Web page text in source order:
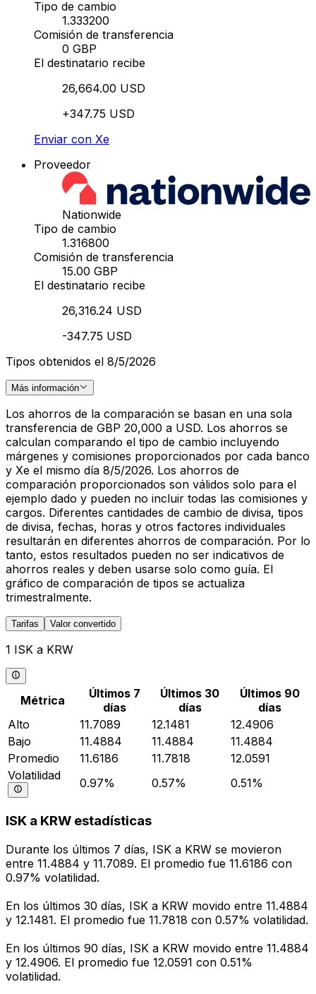
Tipo de cambio
1.333200
Comisión de transferencia
0 GBP
El destinatario recibe
26,664.00 USD
+347.75 USD
Enviar con Xe
Proveedor
Nationwide
Tipo de cambio
1.316800
Comisión de transferencia
15.00 GBP
El destinatario recibe
26,316.24 USD
-347.75 USD
Tipos obtenidos el 8/5/2026
Más información
Los ahorros de la comparación se basan en una sola
transferencia de GBP 20,000 a USD. Los ahorros se
calculan comparando el tipo de cambio incluyendo
márgenes y comisiones proporcionados por cada banco
y Xe el mismo día 8/5/2026. Los ahorros de
comparación proporcionados son válidos solo para el
ejemplo dado y pueden no incluir todas las comisiones y
cargos. Diferentes cantidades de cambio de divisa, tipos
de divisa, fechas, horas y otros factores individuales
resultarán en diferentes ahorros de comparación. Por lo
tanto, estos resultados pueden no ser indicativos de
ahorros reales y deben usarse solo como guía. El
gráfico de comparación de tipos se actualiza
trimestralmente.
Tarifas Valor convertido
1 ISK a KRW
Métrica
Últimos 7
días
Últimos 30
días
Últimos 90
días
Alto
11.7089 12.1481
12.4906
Bajo
11.4884 11.4884
11.4884
Promedio
11.6186 11.7818
12.0591
Volatilidad
0.97% 0.57% 0.51%
ISK a KRW estadísticas
Durante los últimos 7 días, ISK a KRW se movieron
entre 11.4884 y 11.7089. El promedio fue 11.6186 con
0.97% volatilidad.
En los últimos 30 días, ISK a KRW movido entre 11.4884
y 12.1481. El promedio fue 11.7818 con 0.57% volatilidad.
En los últimos 90 días, ISK a KRW movido entre 11.4884
y 12.4906. El promedio fue 12.0591 con 0.51%
volatilidad.